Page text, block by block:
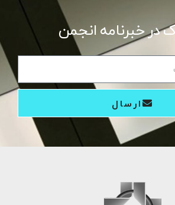
در خبرنامه انجمن
ارسال